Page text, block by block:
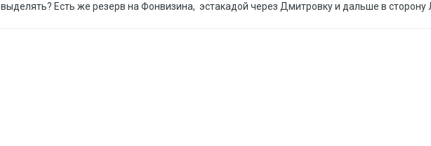
выделять? Есть же резерв на Фонвизина, эстакадой через Дмитровку и дальше в сторону